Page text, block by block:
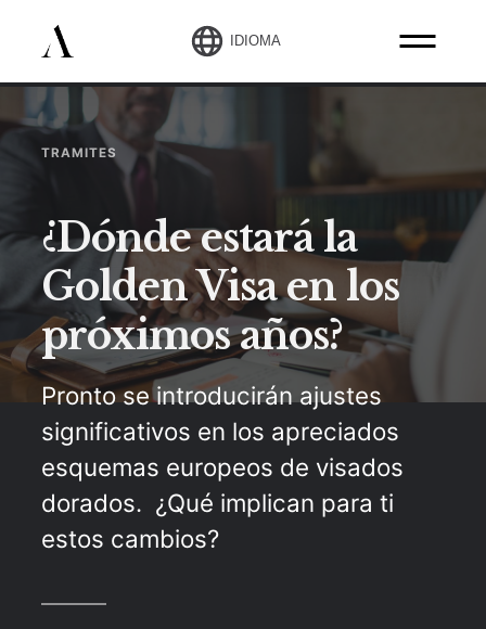
IDIOMA
TRAMITES
¿Dónde estará la
Golden Visa en los
próximos años?
Pronto se introducirán ajustes
significativos en los apreciados
esquemas europeos de visados
dorados. ¿Qué implican para ti
estos cambios?